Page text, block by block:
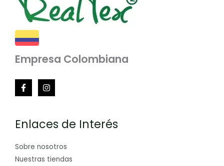
Empresa Colombiana
Enlaces de Interés
Sobre nosotros
Nuestras tiendas